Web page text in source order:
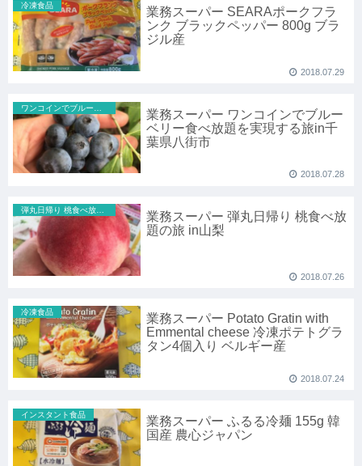
冷凍食品
業務スーパー SEARAポークフラ
ンク ブラックペッパー 800g ブラ
ジル産
2018.07.29
業務スーパー ワンコインでブルー
ベリー食べ放題を実現する旅in千
葉県八街市
2018.07.28
業務スーパー 弾丸日帰り 桃食べ放
題の旅 in山梨
2018.07.26
冷凍食品
業務スーパー Potato Gratin with
Emmental cheese 冷凍ポテトグラ
タン4個入り ベルギー産
2018.07.24
インスタント食品
業務スーパー ふるる冷麺 155g 韓
国産 農心ジャパン